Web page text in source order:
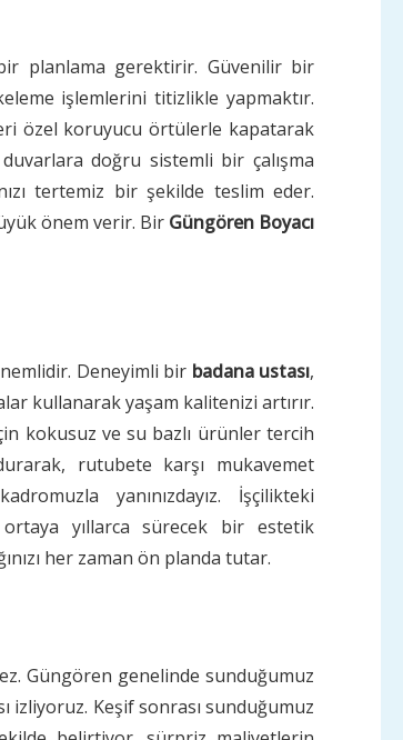
planlama gerektirir. Güvenilir bir
işlemlerini titizlikle yapmaktır.
özel koruyucu örtülerle kapatarak
doğru sistemli bir çalışma
tertemiz bir şekilde teslim eder.
önem verir. Bir Güngören Boyacı
Deneyimli bir badana ustası,
kullanarak yaşam kalitenizi artırır.
kokusuz ve su bazlı ürünler tercih
rutubete karşı mukavemet
yanınızdayız. İşçilikteki
yıllarca sürecek bir estetik
her zaman ön planda tutar.
Güngören genelinde sunduğumuz
Keşif sonrası sunduğumuz